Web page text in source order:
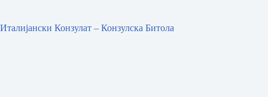
Италијански Конзулат – Конзулска Битола